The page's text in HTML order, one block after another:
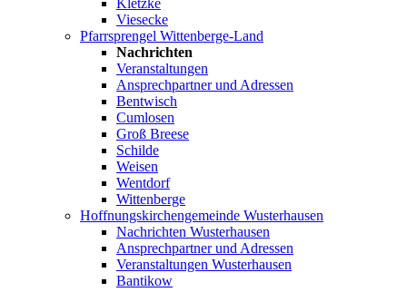
Kletzke
Viesecke
Pfarrsprengel Wittenberge-Land
Nachrichten
Veranstaltungen
Ansprechpartner und Adressen
Bentwisch
Cumlosen
Groß Breese
Schilde
Weisen
Wentdorf
Wittenberge
Hoffnungskirchengemeinde Wusterhausen
Nachrichten Wusterhausen
Ansprechpartner und Adressen
Veranstaltungen Wusterhausen
Bantikow